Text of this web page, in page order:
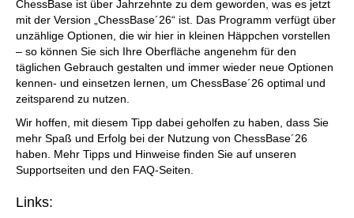
ChessBase ist über Jahrzehnte zu dem geworden, was es jetzt
mit der Version „ChessBase´26“ ist. Das Programm verfügt über
unzählige Optionen, die wir hier in kleinen Häppchen vorstellen
– so können Sie sich Ihre Oberfläche angenehm für den
täglichen Gebrauch gestalten und immer wieder neue Optionen
kennen- und einsetzen lernen, um ChessBase´26 optimal und
zeitsparend zu nutzen.
Wir hoffen, mit diesem Tipp dabei geholfen zu haben, dass Sie
mehr Spaß und Erfolg bei der Nutzung von ChessBase´26
haben. Mehr Tipps und Hinweise finden Sie auf unseren
Supportseiten und den FAQ-Seiten.
Links: